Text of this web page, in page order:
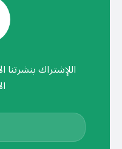
اللإشتراك